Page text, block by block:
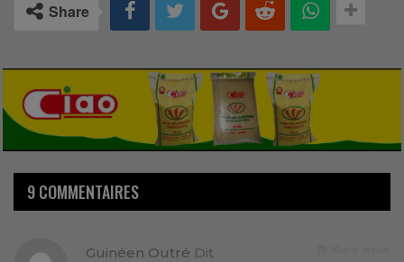
Share
9 COMMENTAIRES
Guinéen Outré Dit